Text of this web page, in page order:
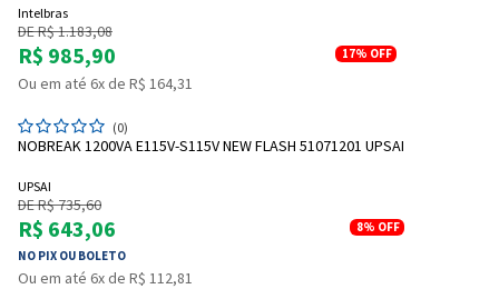
Entrega Flash
Retire na Loja
Intelbras
DE R$ 1.183,08
R$ 985,90 17% OFF
Ou em até 6x de R$ 164,31
(0)
NOBREAK 1200VA E115V-S115V NEW FLASH 51071201 UPSAI
UPSAI
DE R$ 735,60
R$ 643,06
NO PIX OU BOLETO
8% OFF
Ou em até 6x de R$ 112,81